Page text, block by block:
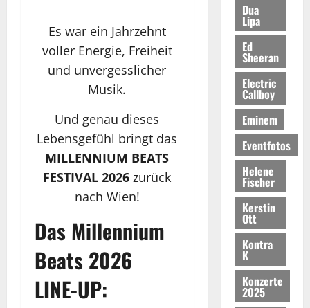
Es war ein Jahrzehnt
voller Energie, Freiheit
und unvergesslicher
Musik.
Und genau dieses
Lebensgefühl bringt das
MILLENNIUM BEATS
FESTIVAL 2026 zurück
nach Wien!
Das Millennium
Beats 2026
LINE-UP:
Dua
Lipa
Ed
Sheeran
Electric
Callboy
Eminem
Eventfotos
Helene
Fischer
Kerstin
Ott
Kontra
K
Konzerte
2025